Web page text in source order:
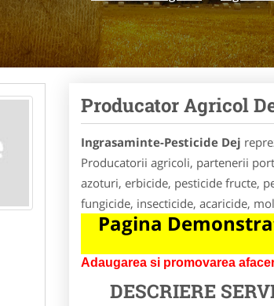
Producator Agricol
Ingrasaminte-Pesticide Dej
Producatorii agricoli, partenerii
azoturi, erbicide, pesticide fructe,
fungicide, insecticide, acaricide,
Pagina
Adaugarea si promovarea
DESCRIERE